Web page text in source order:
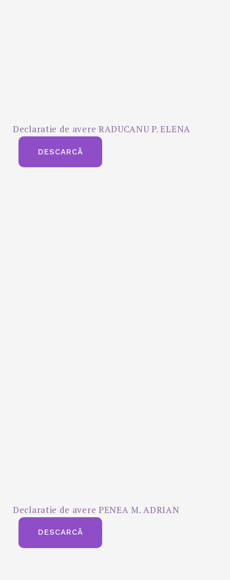
Declaratie de avere RADUCANU P. ELENA
DESCARCĂ
Declaratie de avere PENEA M. ADRIAN
DESCARCĂ